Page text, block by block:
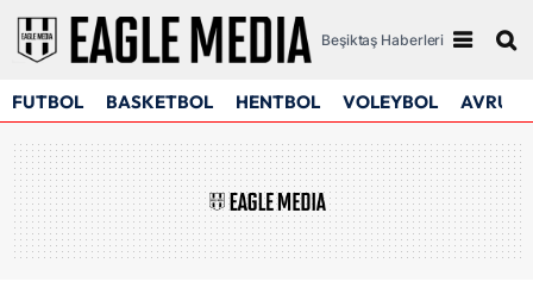
Beşiktaş Haberleri
FUTBOL BASKETBOL HENTBOL VOLEYBOL